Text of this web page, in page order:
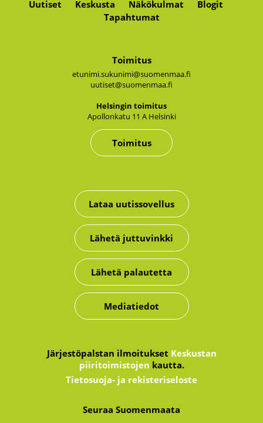
Uutiset Keskusta Näkökulmat
Blogit
Tapahtumat
Toimitus
etunimi.sukunimi@suomenmaa.fi
uutiset@suomenmaa.fi
Hel­sin­gin toi­mi­tus
Apol­lon­ka­tu 11 A Hel­sin­ki
Toimitus
Lataa uutissovellus
Lähetä juttuvinkki
Lähetä palautetta
Mediatiedot
Järjestöpalstan ilmoitukset Keskustan
piiritoimistojen kautta.
Tietosuoja- ja rekisteriseloste
Seuraa Suomenmaata